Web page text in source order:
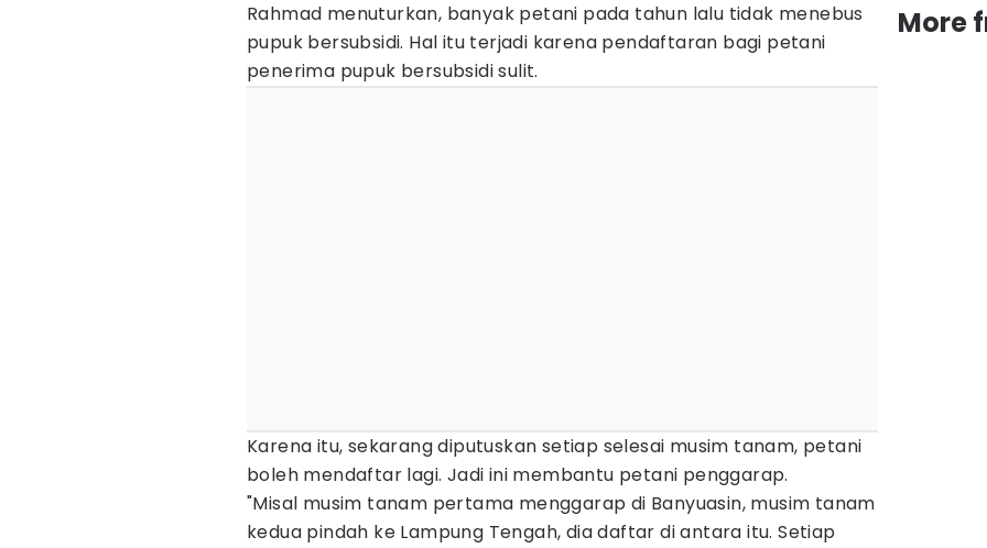
Rahmad menuturkan, banyak petani pada tahun lalu tidak menebus
pupuk bersubsidi. Hal itu terjadi karena pendaftaran bagi petani
penerima pupuk bersubsidi sulit.
Karena itu, sekarang diputuskan setiap selesai musim tanam, petani
boleh mendaftar lagi. Jadi ini membantu petani penggarap.
"Misal musim tanam pertama menggarap di Banyuasin, musim tanam
kedua pindah ke Lampung Tengah, dia daftar di antara itu. Setiap
More